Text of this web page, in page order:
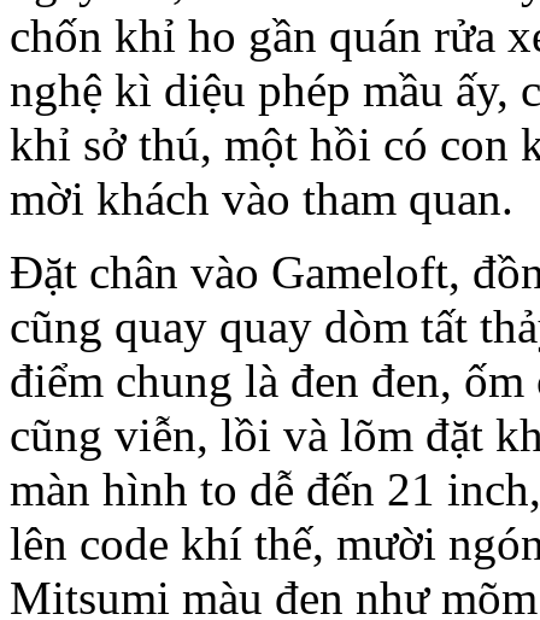
chốn khỉ ho gần quán rửa
nghệ kì diệu phép mầu ấy,
khỉ sở thú, một hồi có con
mời khách vào tham quan.
Đặt chân vào Gameloft,
cũng quay quay dòm tất
điểm chung là đen đen,
cũng viễn, lồi và lõm đặt
màn hình to dễ đến 21
lên code khí thế, mười
Mitsumi màu đen như